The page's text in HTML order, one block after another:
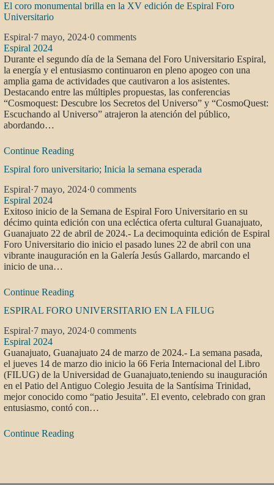
El coro monumental brilla en la XV edición de Espiral Foro
Universitario
Espiral·7 mayo, 2024·0 comments
Espiral 2024
Durante el segundo día de la Semana del Foro Universitario Espiral,
la energía y el entusiasmo continuaron en pleno apogeo con una
amplia gama de actividades que cautivaron a los asistentes.
Destacando entre las múltiples propuestas, las conferencias
“Cosmoquest: Descubre los Secretos del Universo” y “CosmoQuest:
Escuchando al Universo” atrajeron la atención del público,
abordando…
Continue Reading
Espiral foro universitario; Inicia la semana esperada
Espiral·7 mayo, 2024·0 comments
Espiral 2024
Exitoso inicio de la Semana de Espiral Foro Universitario en su
décimo quinta edición con una ecléctica oferta cultural Guanajuato,
Guanajuato 22 de abril de 2024.- La decimoquinta edición de Espiral
Foro Universitario dio inicio el pasado lunes 22 de abril con una
vibrante inauguración en la Galería Jesús Gallardo, marcando el
inicio de una…
Continue Reading
ESPIRAL FORO UNIVERSITARIO EN LA FILUG
Espiral·7 mayo, 2024·0 comments
Espiral 2024
Guanajuato, Guanajuato 24 de marzo de 2024.- La semana pasada,
el jueves 14 de marzo dio inicio la 66 Feria Internacional del Libro
(FILUG) de la Universidad de Guanajuato,teniendo su inauguración
en el Patio del Antiguo Colegio Jesuita de la Santísima Trinidad,
mejor conocido como “patio Jesuita”. El evento, celebrado con gran
entusiasmo, contó con…
Continue Reading